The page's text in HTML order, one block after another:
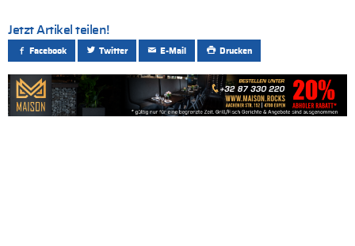
Jetzt Artikel teilen!
Facebook Twitter E-Mail Drucken